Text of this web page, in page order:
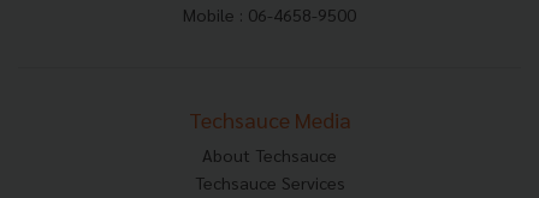
Mobile : 06-4658-9500
Techsauce Media
About Techsauce
Techsauce Services